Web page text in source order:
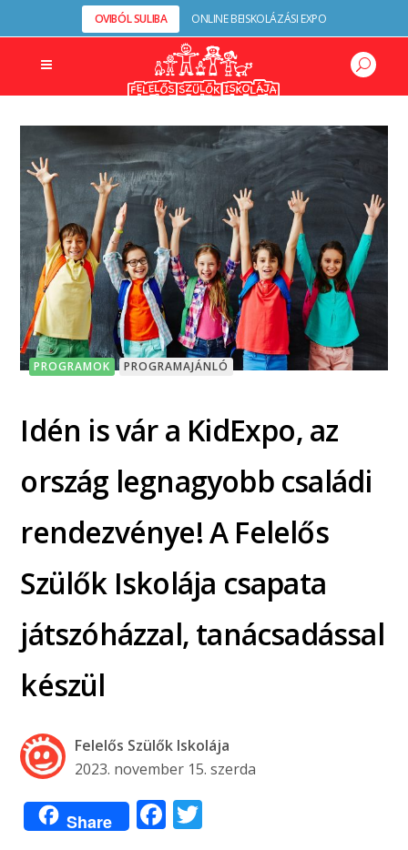
OVIBÓL SULIBA ONLINE BEISKOLÁZÁSI EXPO
PROGRAMOK PROGRAMAJÁNLÓ
Idén is vár a KidExpo, az
ország legnagyobb családi
rendezvénye! A Felelős
Szülők Iskolája csapata
játszóházzal, tanácsadással
készül
Felelős Szülők Iskolája
2023. november 15. szerda
Share Facebook